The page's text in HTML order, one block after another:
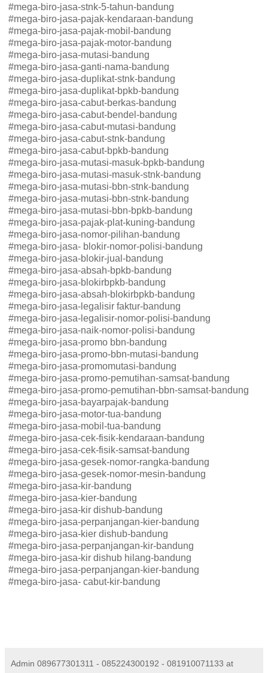
#mega-biro-jasa-stnk-5-tahun-bandung
#mega-biro-jasa-pajak-kendaraan-bandung
#mega-biro-jasa-pajak-mobil-bandung
#mega-biro-jasa-pajak-motor-bandung
#mega-biro-jasa-mutasi-bandung
#mega-biro-jasa-ganti-nama-bandung
#mega-biro-jasa-duplikat-stnk-bandung
#mega-biro-jasa-duplikat-bpkb-bandung
#mega-biro-jasa-cabut-berkas-bandung
#mega-biro-jasa-cabut-bendel-bandung
#mega-biro-jasa-cabut-mutasi-bandung
#mega-biro-jasa-cabut-stnk-bandung
#mega-biro-jasa-cabut-bpkb-bandung
#mega-biro-jasa-mutasi-masuk-bpkb-bandung
#mega-biro-jasa-mutasi-masuk-stnk-bandung
#mega-biro-jasa-mutasi-bbn-stnk-bandung
#mega-biro-jasa-mutasi-bbn-stnk-bandung
#mega-biro-jasa-mutasi-bbn-bpkb-bandung
#mega-biro-jasa-pajak-plat-kuning-bandung
#mega-biro-jasa-nomor-pilihan-bandung
#mega-biro-jasa- blokir-nomor-polisi-bandung
#mega-biro-jasa-blokir-jual-bandung
#mega-biro-jasa-absah-bpkb-bandung
#mega-biro-jasa-blokirbpkb-bandung
#mega-biro-jasa-absah-blokirbpkb-bandung
#mega-biro-jasa-legalisir faktur-bandung
#mega-biro-jasa-legalisir-nomor-polisi-bandung
#mega-biro-jasa-naik-nomor-polisi-bandung
#mega-biro-jasa-promo bbn-bandung
#mega-biro-jasa-promo-bbn-mutasi-bandung
#mega-biro-jasa-promomutasi-bandung
#mega-biro-jasa-promo-pemutihan-samsat-bandung
#mega-biro-jasa-promo-pemutihan-bbn-samsat-bandung
#mega-biro-jasa-bayarpajak-bandung
#mega-biro-jasa-motor-tua-bandung
#mega-biro-jasa-mobil-tua-bandung
#mega-biro-jasa-cek-fisik-kendaraan-bandung
#mega-biro-jasa-cek-fisik-samsat-bandung
#mega-biro-jasa-gesek-nomor-rangka-bandung
#mega-biro-jasa-gesek-nomor-mesin-bandung
#mega-biro-jasa-kir-bandung
#mega-biro-jasa-kier-bandung
#mega-biro-jasa-kir dishub-bandung
#mega-biro-jasa-perpanjangan-kier-bandung
#mega-biro-jasa-kier dishub-bandung
#mega-biro-jasa-perpanjangan-kir-bandung
#mega-biro-jasa-kir dishub hilang-bandung
#mega-biro-jasa-perpanjangan-kier-bandung
#mega-biro-jasa- cabut-kir-bandung
Admin 089677301311 - 085224300192 - 081910071133 at